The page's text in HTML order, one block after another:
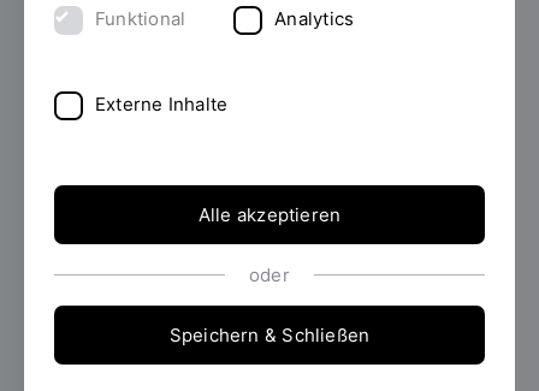
Wintersemester 2019/2020 eine neue W2-
Professur für das Lehrgebiet „Künstliche
gestiftet von der Scheubeck-Jansen Stiftung.
Dazu fand am 14. Dezember die offizielle
Vertragsunterzeichnung statt.
Erstellt vonStabsstelle
Funktional Analytics
Externe Inhalte
Alle akzeptieren
oder
Speichern & Schließen